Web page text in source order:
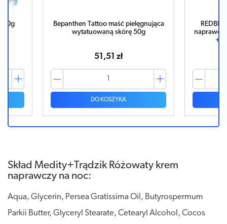
20g
Bepanthen Tattoo maść pielęgnująca
wytatuowaną skórę 50g
51,51 zł
DO KOSZYKA
+
Skład Medity+Trądzik Różowaty krem
naprawczy na noc:
Aqua, Glycerin, Persea Gratissima Oil, Butyrospermum
Parkii Butter, Glyceryl Stearate, Cetearyl Alcohol, Cocos